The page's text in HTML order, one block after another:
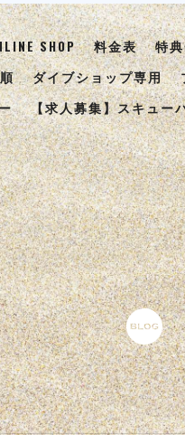
SHOP 料金表 特
ダイブショップ専用
【求人募集】スキュー